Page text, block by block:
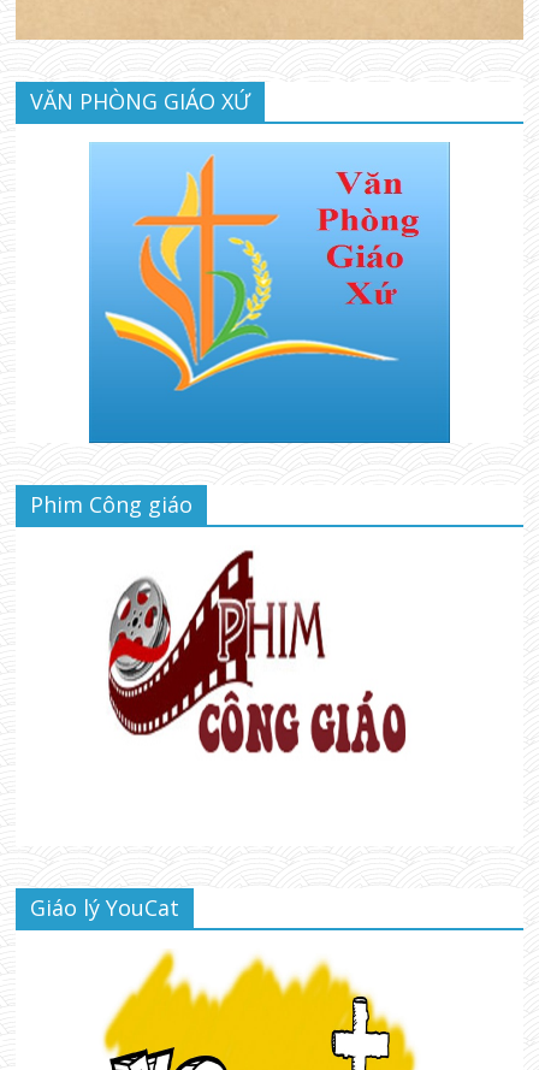
VĂN PHÒNG GIÁO XỨ
Phim Công giáo
Giáo lý YouCat